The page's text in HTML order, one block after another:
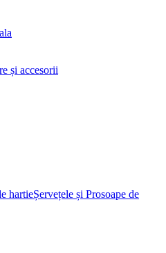
și accesorii
Șervețele și Prosoape de